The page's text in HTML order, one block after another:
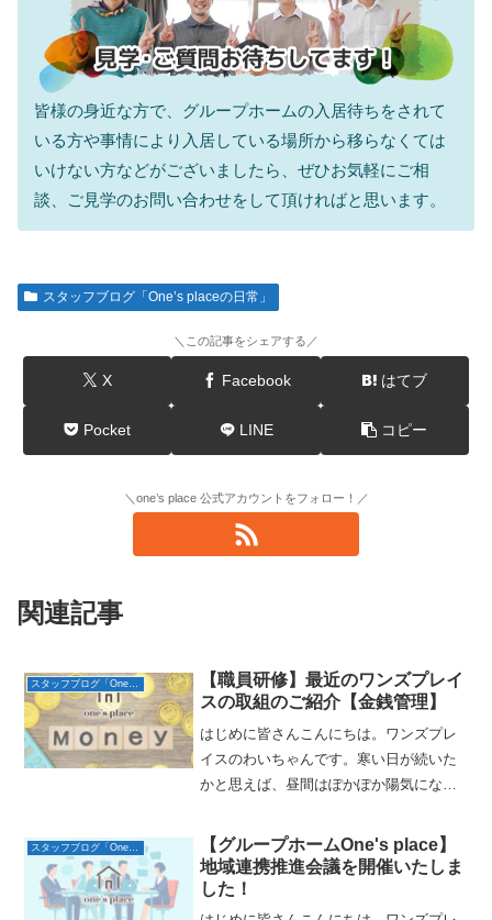
皆様の身近な方で、グループホームの入居待ちをされて
いる方や事情により入居している場所から移らなくては
いけない方などがございましたら、ぜひお気軽にご相
談、ご見学のお問い合わせをして頂ければと思います。
スタッフブログ「One’s placeの日常」
＼この記事をシェアする／
X Facebook はてブ
Pocket LINE コピー
＼one’s place 公式アカウントをフォロー！／
関連記事
【職員研修】最近のワンズプレイ
スの取組のご紹介【金銭管理】
はじめに皆さんこんにちは。ワンズプレ
イスのわいちゃんです。寒い日が続いた
かと思えば、昼間はぽかぽか陽気になっ
せんね。利用者さんの中にも体調を崩さ
れる方も散見されます。温かくしたり、
水分をこまめにとったり、...
【グループホームOne's place】
地域連携推進会議を開催いたしま
した！